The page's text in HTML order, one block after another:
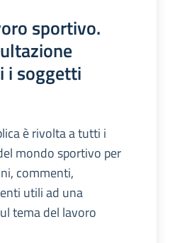
sportivo.
i soggetti
è rivolta a tutti i
mondo sportivo per
commenti,
utili ad una
tema del lavoro